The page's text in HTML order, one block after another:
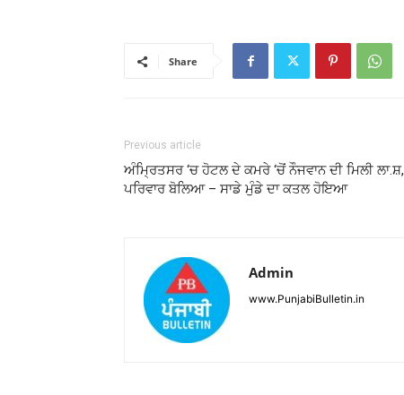
Share
Previous article
ਅੰਮ੍ਰਿਤਸਰ ‘ਚ ਹੋਟਲ ਦੇ ਕਮਰੇ ‘ਚੋਂ ਨੌਜਵਾਨ ਦੀ ਮਿਲੀ ਲਾ.ਸ਼,
ਪਰਿਵਾਰ ਬੋਲਿਆ – ਸਾਡੇ ਮੁੰਡੇ ਦਾ ਕਤਲ ਹੋਇਆ
Admin
www.PunjabiBulletin.in